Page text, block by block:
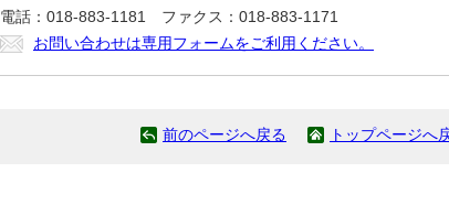
電話：018-883-1181 ファクス：018-883-1171
お問い合わせは専用フォームをご利用ください。
前のページへ戻る トップページへ